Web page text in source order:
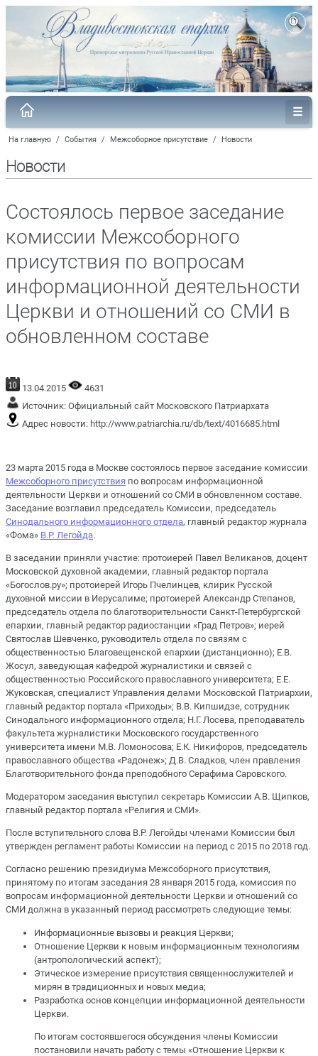
На главную / События / Межсоборное присутствие / Новости
Новости
Состоялось первое заседание
комиссии Межсоборного
присутствия по вопросам
информационной деятельности
Церкви и отношений со СМИ в
обновленном составе
13.04.2015
4631
Источник: Официальный сайт Московского Патриархата
Адрес новости: http://www.patriarchia.ru/db/text/4016685.html
23 марта 2015 года в Москве состоялось первое заседание комиссии
Межсоборного присутствия по вопросам информационной
деятельности Церкви и отношений со СМИ в обновленном составе.
Заседание возглавил председатель Комиссии, председатель
Синодального информационного отдела, главный редактор журнала
«Фома» В.Р. Легойда.
В заседании приняли участие: протоиерей Павел Великанов, доцент
Московской духовной академии, главный редактор портала
«Богослов.ру»; протоиерей Игорь Пчелинцев, клирик Русской
духовной миссии в Иерусалиме; протоиерей Александр Степанов,
председатель отдела по благотворительности Санкт-Петербургской
епархии, главный редактор радиостанции «Град Петров»; иерей
Святослав Шевченко, руководитель отдела по связям с
общественностью Благовещенской епархии (дистанционно); Е.В.
Жосул, заведующая кафедрой журналистики и связей с
общественностью Российского православного университета; Е.Е.
Жуковская, специалист Управления делами Московской Патриархии,
главный редактор портала «Приходы»; В.В. Кипшидзе, сотрудник
Синодального информационного отдела; Н.Г. Лосева, преподаватель
факультета журналистики Московского государственного
университета имени М.В. Ломоносова; Е.К. Никифоров, председатель
православного общества «Радонеж»; Д.В. Сладков, член правления
Благотворительного фонда преподобного Серафима Саровского.
Модератором заседания выступил секретарь Комиссии А.В. Щипков,
главный редактор портала «Религия и СМИ».
После вступительного слова В.Р. Легойды членами Комиссии был
утвержден регламент работы Комиссии на период с 2015 по 2018 год.
Согласно решению президиума Межсоборного присутствия,
принятому по итогам заседания 28 января 2015 года, комиссия по
вопросам информационной деятельности Церкви и отношений со
СМИ должна в указанный период рассмотреть следующие темы:
Информационные вызовы и реакция Церкви;
Отношение Церкви к новым информационным технологиям
(антропологический аспект);
Этическое измерение присутствия священнослужителей и
мирян в традиционных и новых медиа;
Разработка основ концепции информационной деятельности
Церкви.
По итогам состоявшегося обсуждения члены Комиссии
постановили начать работу с темы «Отношение Церкви к